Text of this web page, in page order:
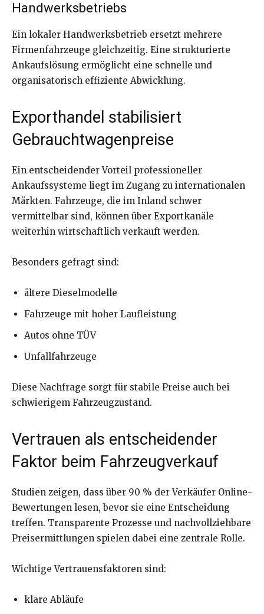
Handwerksbetriebs
Ein lokaler Handwerksbetrieb ersetzt mehrere
Firmenfahrzeuge gleichzeitig. Eine strukturierte
Ankaufslösung ermöglicht eine schnelle und
organisatorisch effiziente Abwicklung.
Exporthandel stabilisiert
Gebrauchtwagenpreise
Ein entscheidender Vorteil professioneller
Ankaufssysteme liegt im Zugang zu internationalen
Märkten. Fahrzeuge, die im Inland schwer
vermittelbar sind, können über Exportkanäle
weiterhin wirtschaftlich verkauft werden.
Besonders gefragt sind:
ältere Dieselmodelle
Fahrzeuge mit hoher Laufleistung
Autos ohne TÜV
Unfallfahrzeuge
Diese Nachfrage sorgt für stabile Preise auch bei
schwierigem Fahrzeugzustand.
Vertrauen als entscheidender
Faktor beim Fahrzeugverkauf
Studien zeigen, dass über 90 % der Verkäufer Online-
Bewertungen lesen, bevor sie eine Entscheidung
treffen. Transparente Prozesse und nachvollziehbare
Preisermittlungen spielen dabei eine zentrale Rolle.
Wichtige Vertrauensfaktoren sind:
klare Abläufe